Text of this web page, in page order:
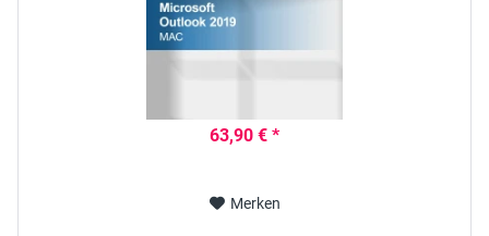
63,90 € *
Merken